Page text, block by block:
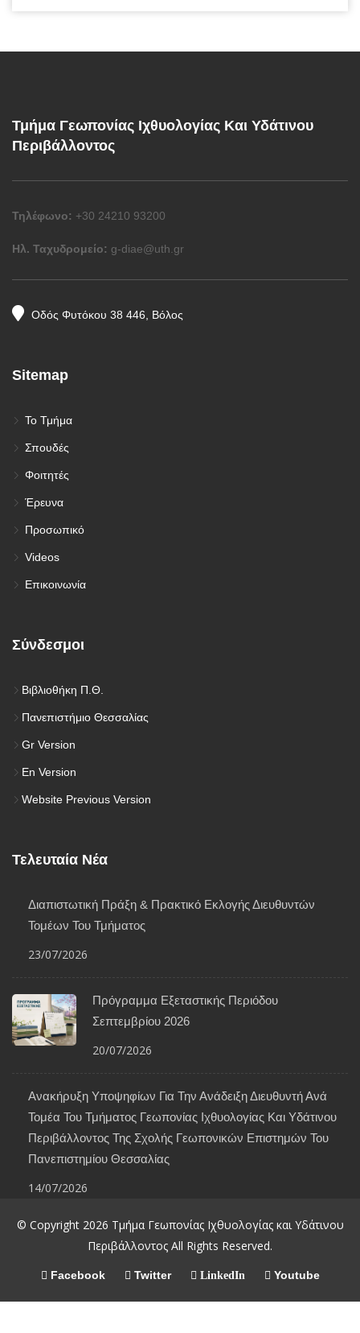
Τμήμα Γεωπονίας Ιχθυολογίας Και Υδάτινου
Περιβάλλοντος
Τηλέφωνο: +30 24210 93200
Ηλ. Ταχυδρομείο: g-diae@uth.gr
Οδός Φυτόκου 38 446, Βόλος
Sitemap
Το Τμήμα
Σπουδές
Φοιτητές
Έρευνα
Προσωπικό
Videos
Επικοινωνία
Σύνδεσμοι
Βιβλιοθήκη Π.Θ.
Πανεπιστήμιο Θεσσαλίας
Gr Version
En Version
Website Previous Version
Τελευταία Νέα
Διαπιστωτική Πράξη & Πρακτικό Εκλογής Διευθυντών
Τομέων Του Τμήματος
23/07/2026
Πρόγραμμα Εξεταστικής Περιόδου
Σεπτεμβρίου 2026
20/07/2026
Ανακήρυξη Υποψηφίων Για Την Ανάδειξη Διευθυντή Ανά
Τομέα Του Τμήματος Γεωπονίας Ιχθυολογίας Και Υδάτινου
Περιβάλλοντος Της Σχολής Γεωπονικών Επιστημών Του
Πανεπιστημίου Θεσσαλίας
14/07/2026
© Copyright 2026 Τμήμα Γεωπονίας Ιχθυολογίας και Υδάτινου
Περιβάλλοντος All Rights Reserved.
Facebook Twitter LinkedIn Youtube